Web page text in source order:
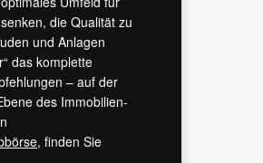
die Qualität zu
und Anlagen
das komplette
– auf der
des Immobilien-
, finden Sie